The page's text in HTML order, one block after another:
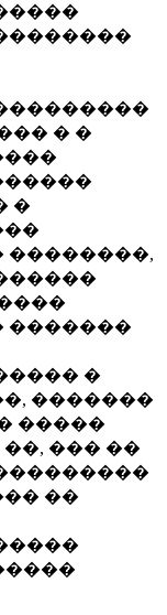
� �
�
��������,
�������
�
�������
�����
��� ��
��